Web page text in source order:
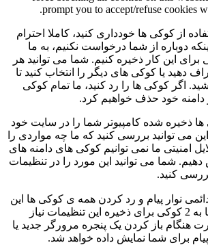
prompt you to accept/refuse cookies
از کوکی ها خودداری کنید، کاملا احترام
دوباره از شما درخواست نکنیم، به ما
برای این کار ذخیره کنیم. شما می توانید هر
دهید یا کوکی های دیگر را انتخاب کنید تا
اگر کوکی ها را رد کنید، ما تمام کوکی
دامنه خود حذف خواهیم کرد.
ذخیره شده کامپیوتر شما را در سایت خود
می توانید بررسی کنید که ما چه مواردی را
امنیتی ما نمی توانیم کوکی های دامنه های
دهیم. شما می توانید این مورد را در تنظیمات
کنید.
نوار پیام و رد کردن همه ی کوکی ها این
گزینه را فعال کنید. ما به 2 کوکی برای ذخیره این تنظیمات نیاز
هنگام باز کردن یک پنجره مرورگر جدید یا
برای شما نمایش داده خواهد شد.